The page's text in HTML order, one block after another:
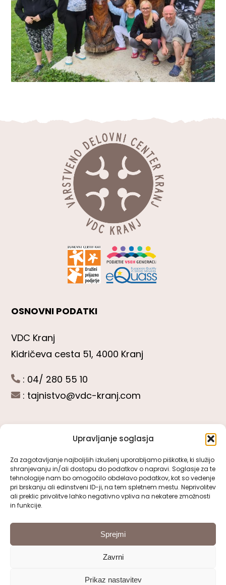
Upravljanje soglasja
Za zagotavljanje najboljših izkušenj uporabljamo piškotke, ki služijo
shranjevanju in/ali dostopu do podatkov o napravi. Soglasje za te
tehnologije nam bo omogočilo obdelavo podatkov, kot so vedenje
pri brskanju ali edinstveni ID-ji, na tem spletnem mestu. Neprivolitev
ali preklic privolitve lahko negativno vpliva na nekatere zmožnosti
in funkcije.
Sprejmi
Zavrni
Prikaz nastavitev
OSNOVNI PODATKI
VDC Kranj
Kidričeva cesta 51, 4000 Kranj
: 04/ 280 55 10
: tajnistvo@vdc-kranj.com
Toggle
Navigation
Predstavitev VDC Kranj
Pomembni obrazci
SLEDITE NAM